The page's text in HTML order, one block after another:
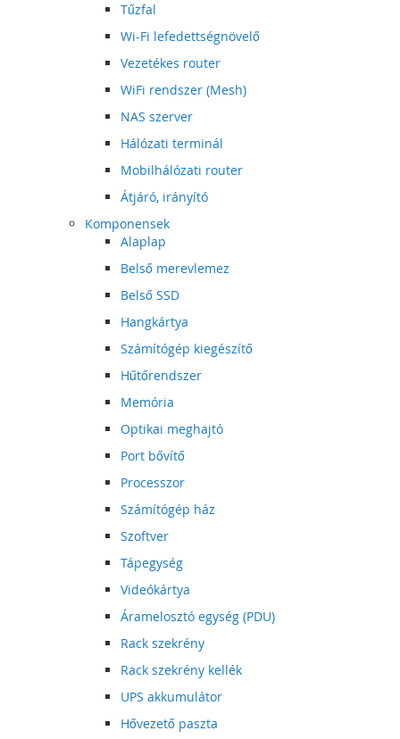
Tűzfal
Wi-Fi lefedettségnövelő
Vezetékes router
WiFi rendszer (Mesh)
NAS szerver
Hálózati terminál
Mobilhálózati router
Átjáró, irányító
Komponensek
Alaplap
Belső merevlemez
Belső SSD
Hangkártya
Számítógép kiegészítő
Hűtőrendszer
Memória
Optikai meghajtó
Port bővítő
Processzor
Számítógép ház
Szoftver
Tápegység
Videókártya
Áramelosztó egység (PDU)
Rack szekrény
Rack szekrény kellék
UPS akkumulátor
Hővezető paszta